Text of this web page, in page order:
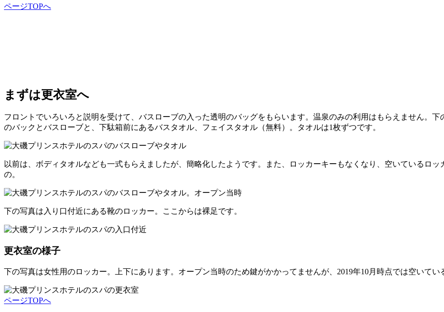
ページTOPへ
まずは更衣室へ
フロントでいろいろと説明を受けて、バスローブの入った透明のバッグをもらいます。温泉のみの利用はもらえません。
のバックとバスローブと、下駄箱前にあるバスタオル、フェイスタオル（無料）。タオルは1枚ずつです。
以前は、ボディタオルなども一式もらえましたが、簡略化したようです。また、ロッカーキーもなくなり、空いているロ
の。
下の写真は入り口付近にある靴のロッカー。ここからは裸足です。
更衣室の様子
下の写真は女性用のロッカー。上下にあります。オープン当時のため鍵がかかってませんが、2019年10月時点では空いてい
ページTOPへ